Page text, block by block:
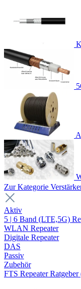
Zur Kategorie
Aktiv
5 | 6 Band (LTE,5G)
WLAN Repeater
Digitale Repeater
DAS
Passiv
Zubehör
FTS Repeater